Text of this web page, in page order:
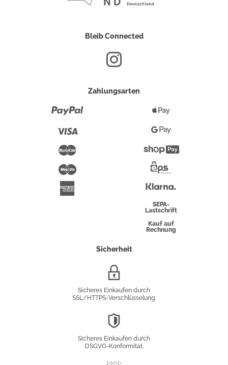
Bleib Connected
Zahlungsarten
Maestro
Pay
Google
Pay
Überweisung
SEPA-
Lastschrift
Kauf auf
Rechnung
Sicherheit
Sicheres Einkaufen durch
SSL/HTTPS-Verschlüsselung.
Sicheres Einkaufen durch
DSGVO-Konformität.